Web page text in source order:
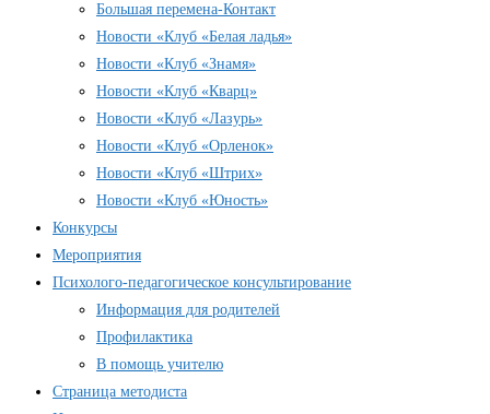
Большая перемена-Контакт
Новости «Клуб «Белая ладья»
Новости «Клуб «Знамя»
Новости «Клуб «Кварц»
Новости «Клуб «Лазурь»
Новости «Клуб «Орленок»
Новости «Клуб «Штрих»
Новости «Клуб «Юность»
Конкурсы
Мероприятия
Психолого-педагогическое консультирование
Информация для родителей
Профилактика
В помощь учителю
Страница методиста